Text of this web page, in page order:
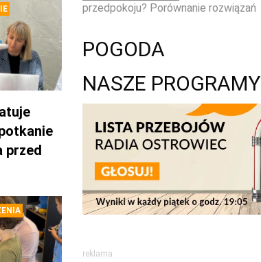
przed
przedpokoju? Porównanie rozwiązań
POGODA
NASZE PROGRAMY
reklama